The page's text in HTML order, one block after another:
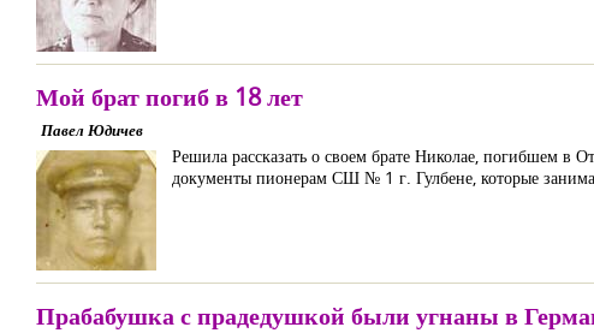
Мой брат погиб в 18 лет
Павел Юдичев
Решила рассказать о своем брате Николае, погибшем в
документы пионерам СШ № 1 г. Гулбене, которые
Прабабушка с прадедушкой были угнаны в